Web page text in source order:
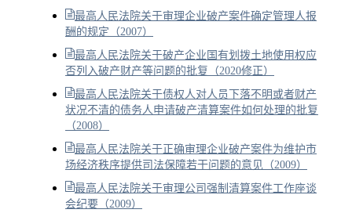
最高人民法院关于审理企业破产案件确定管理人报
酬的规定（2007）
最高人民法院关于破产企业国有划拨土地使用权应
否列入破产财产等问题的批复（2020修正）
最高人民法院关于债权人对人员下落不明或者财产
状况不清的债务人申请破产清算案件如何处理的批复
（2008）
最高人民法院关于正确审理企业破产案件为维护市
场经济秩序提供司法保障若干问题的意见（2009）
最高人民法院关于审理公司强制清算案件工作座谈
会纪要（2009）